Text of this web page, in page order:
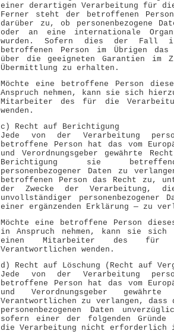
einer derartigen Verarbeitung für
Ferner steht der betroffenen
darüber zu, ob personenbezogene
oder an eine internationale
wurden. Sofern dies der
betroffenen Person im Übrigen
über die geeigneten Garantien im
Übermittlung zu erhalten.
Möchte eine betroffene Person
Anspruch nehmen, kann sie sich
Mitarbeiter des für die
wenden.
c) Recht auf Berichtigung
Jede von der Verarbeitung
betroffene Person hat das vom
und Verordnungsgeber gewährte
Berichtigung sie
personenbezogener Daten zu
betroffenen Person das Recht zu,
der Zwecke der Verarbeitung,
unvollständiger personenbezogener
einer ergänzenden Erklärung — zu
Möchte eine betroffene Person
in Anspruch nehmen, kann sie
einen Mitarbeiter des für
Verantwortlichen wenden.
d) Recht auf Löschung (Recht auf
Jede von der Verarbeitung
betroffene Person hat das vom
und Verordnungsgeber
Verantwortlichen zu verlangen,
personenbezogenen Daten
sofern einer der folgenden
die Verarbeitung nicht